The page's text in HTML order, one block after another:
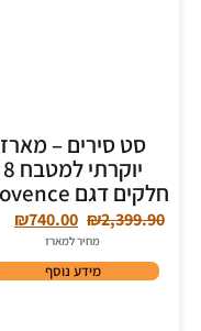
סט סירים – מארז
יוקרתי למטבח 8
חלקים דגם Provence
₪2,399.90
₪740.00
מחיר למארז
מידע נוסף